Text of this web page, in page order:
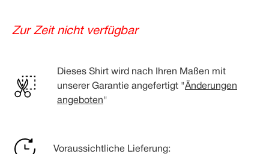
Zur Zeit nicht verfügbar
Dieses Shirt wird nach Ihren Maßen mit
unserer Garantie angefertigt "Änderungen
angeboten"
Voraussichtliche Lieferung: